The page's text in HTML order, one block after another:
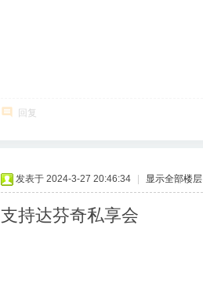
回复
发表于 2024-3-27 20:46:34 显示全部楼层
支持达芬奇私享会